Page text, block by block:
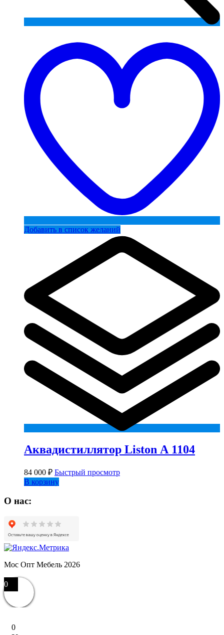
Добавить в список желаний
Аквадистиллятор Liston А 1104
84 000 ₽ Быстрый просмотр
В корзину
О нас:
Мос Опт Мебель 2026
0
0